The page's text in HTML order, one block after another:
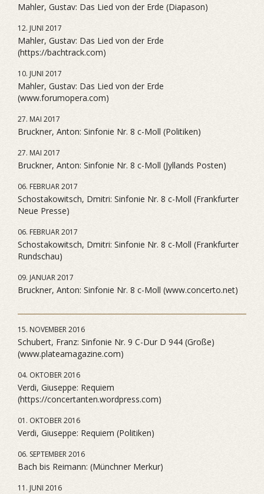
Mahler, Gustav: Das Lied von der Erde (Diapason)
12. JUNI 2017
Mahler, Gustav: Das Lied von der Erde
(https://bachtrack.com)
10. JUNI 2017
Mahler, Gustav: Das Lied von der Erde
(www.forumopera.com)
27. MAI 2017
Bruckner, Anton: Sinfonie Nr. 8 c-Moll (Politiken)
27. MAI 2017
Bruckner, Anton: Sinfonie Nr. 8 c-Moll (Jyllands Posten)
06. FEBRUAR 2017
Schostakowitsch, Dmitri: Sinfonie Nr. 8 c-Moll (Frankfurter
Neue Presse)
06. FEBRUAR 2017
Schostakowitsch, Dmitri: Sinfonie Nr. 8 c-Moll (Frankfurter
Rundschau)
09. JANUAR 2017
Bruckner, Anton: Sinfonie Nr. 8 c-Moll (www.concerto.net)
15. NOVEMBER 2016
Schubert, Franz: Sinfonie Nr. 9 C-Dur D 944 (Große)
(www.plateamagazine.com)
04. OKTOBER 2016
Verdi, Giuseppe: Requiem
(https://concertanten.wordpress.com)
01. OKTOBER 2016
Verdi, Giuseppe: Requiem (Politiken)
06. SEPTEMBER 2016
Bach bis Reimann: (Münchner Merkur)
11. JUNI 2016